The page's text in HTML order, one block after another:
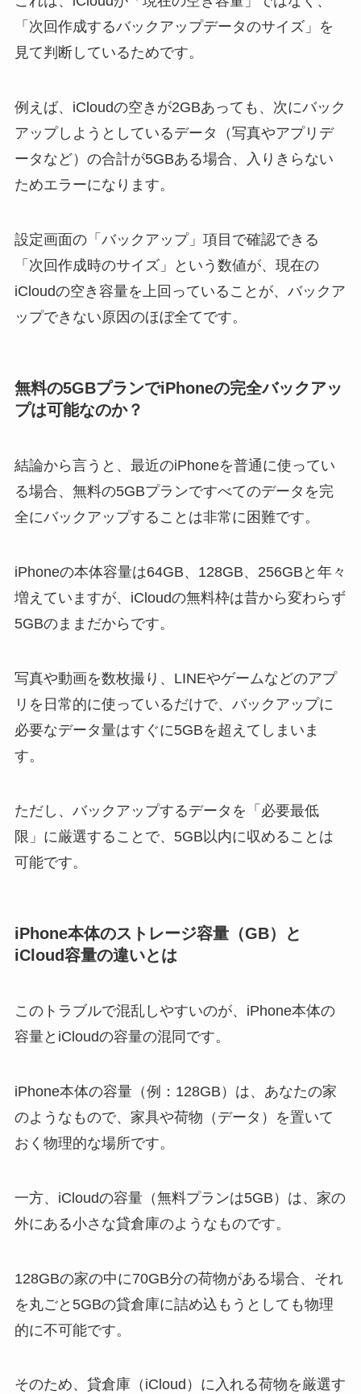
「次回作成するバックアップデータのサイズ」を
見て判断しているためです。
例えば、iCloudの空きが2GBあっても、次にバック
アップしようとしているデータ（写真やアプリデ
ータなど）の合計が5GBある場合、入りきらない
ためエラーになります。
設定画面の「バックアップ」項目で確認できる
「次回作成時のサイズ」という数値が、現在の
iCloudの空き容量を上回っていることが、バックア
ップできない原因のほぼ全てです。
無料の5GBプランでiPhoneの完全バックアッ
プは可能なのか？
結論から言うと、最近のiPhoneを普通に使ってい
る場合、無料の5GBプランですべてのデータを完
全にバックアップすることは非常に困難です。
iPhoneの本体容量は64GB、128GB、256GBと年々
増えていますが、iCloudの無料枠は昔から変わらず
5GBのままだからです。
写真や動画を数枚撮り、LINEやゲームなどのアプ
リを日常的に使っているだけで、バックアップに
必要なデータ量はすぐに5GBを超えてしまいま
す。
ただし、バックアップするデータを「必要最低
限」に厳選することで、5GB以内に収めることは
可能です。
iPhone本体のストレージ容量（GB）と
iCloud容量の違いとは
このトラブルで混乱しやすいのが、iPhone本体の
容量とiCloudの容量の混同です。
iPhone本体の容量（例：128GB）は、あなたの家
のようなもので、家具や荷物（データ）を置いて
おく物理的な場所です。
一方、iCloudの容量（無料プランは5GB）は、家の
外にある小さな貸倉庫のようなものです。
128GBの家の中に70GB分の荷物がある場合、それ
を丸ごと5GBの貸倉庫に詰め込もうとしても物理
的に不可能です。
そのため、貸倉庫（iCloud）に入れる荷物を厳選す